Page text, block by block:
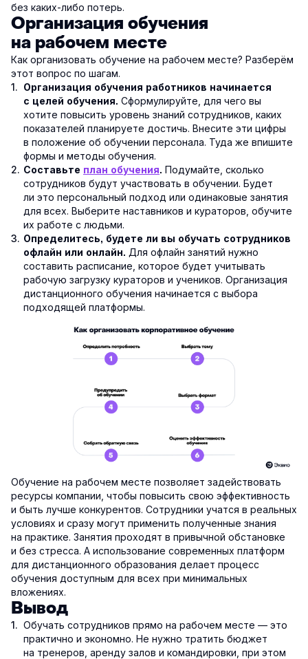
без каких-либо потерь.
Организация обучения
на рабочем месте
Как организовать обучение на рабочем месте? Разберём
этот вопрос по шагам.
Организация обучения работников начинается
с целей обучения. Сформулируйте, для чего вы
хотите повысить уровень знаний сотрудников, каких
показателей планируете достичь. Внесите эти цифры
в положение об обучении персонала. Туда же впишите
формы и методы обучения.
Составьте план обучения. Подумайте, сколько
сотрудников будут участвовать в обучении. Будет
ли это персональный подход или одинаковые занятия
для всех. Выберите наставников и кураторов, обучите
их работе с людьми.
Определитесь, будете ли вы обучать сотрудников
офлайн или онлайн. Для офлайн занятий нужно
составить расписание, которое будет учитывать
рабочую загрузку кураторов и учеников. Организация
дистанционного обучения начинается с выбора
подходящей платформы.
Обучение на рабочем месте позволяет задействовать
ресурсы компании, чтобы повысить свою эффективность
и быть лучше конкурентов. Сотрудники учатся в реальных
условиях и сразу могут применить полученные знания
на практике. Занятия проходят в привычной обстановке
и без стресса. А использование современных платформ
для дистанционного образования делает процесс
обучения доступным для всех при минимальных
вложениях.
Вывод
Обучать сотрудников прямо на рабочем месте — это
практично и экономно. Не нужно тратить бюджет
на тренеров, аренду залов и командировки, при этом